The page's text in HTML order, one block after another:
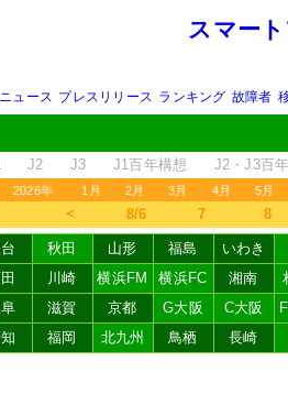
スマー
ニュース プレスリリース ランキング 故障者
J2 J3 J1百年構想 J2・J3百
2026年 1月 2月 3月 4月 5月
＜ 8/6 7 8
秋田 山形 福島
いわき
川崎 横浜FM 横浜FC 湘南
滋賀 京都 G大阪 C大阪
福岡 北九州 鳥栖 長崎